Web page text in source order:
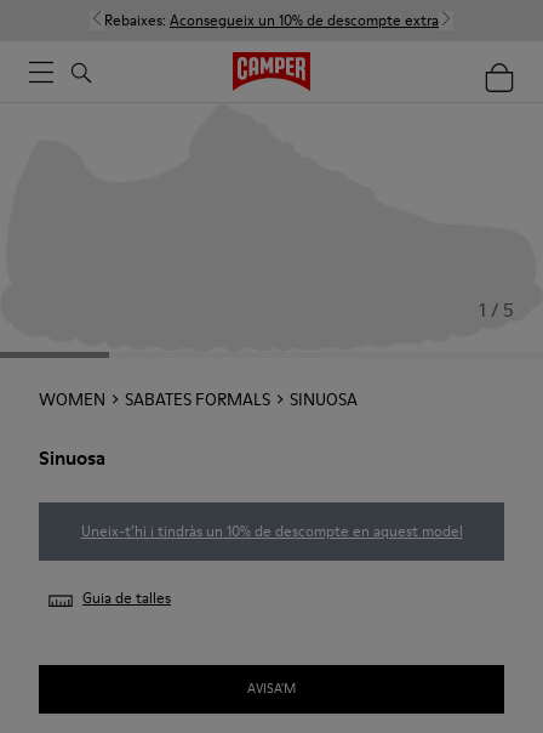
Rebaixes: Aconsegueix un 10% de descompte extra
1 / 5
WOMEN SABATES FORMALS SINUOSA
Sinuosa
Uneix-t’hi i tindràs un 10% de descompte en aquest model
Guia de talles
AVISA'M